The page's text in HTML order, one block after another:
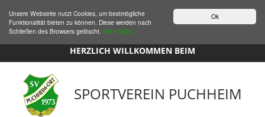
Ok
Unsere Webseite nutzt Cookies, um bestmögliche
Funktionalität bieten zu können. Diese werden nach
Schließen des Browsers gelöscht. Mehr Infos
HERZLICH WILLKOMMEN BEIM
SPORTVEREIN PUCHHEIM